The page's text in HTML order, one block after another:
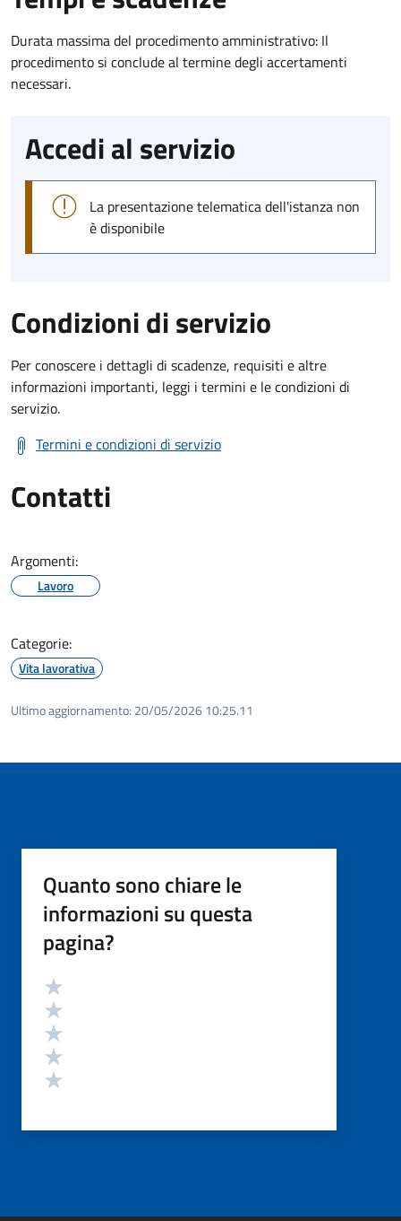
Durata massima del procedimento amministrativo: Il
procedimento si conclude al termine degli accertamenti
necessari.
Accedi al servizio
La presentazione telematica dell'istanza non
è disponibile
Condizioni di servizio
Per conoscere i dettagli di scadenze, requisiti e altre
informazioni importanti, leggi i termini e le condizioni di
servizio.
Termini e condizioni di servizio
Contatti
Argomenti:
Lavoro
Categorie:
Vita lavorativa
Ultimo aggiornamento: 20/05/2026 10:25.11
Quanto sono chiare le
informazioni su questa
pagina?
Valutazione